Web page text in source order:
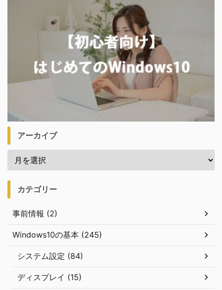
アーカイブ
カテゴリー
事前情報 (2)
Windows10の基本 (245)
システム設定 (84)
ディスプレイ (15)